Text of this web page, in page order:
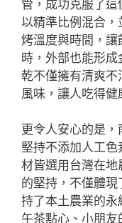
管，成功克服了
以精準比例混合
烤溫度與時間，讓
時，外部也能形
乾不僅擁有清爽
風味，讓人吃得健
更令人安心的是
堅持不添加人工
材皆選用台灣在
的堅持，不僅體
持了本土農業的
午茶點心、小朋